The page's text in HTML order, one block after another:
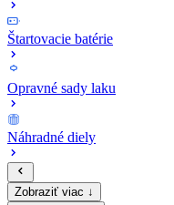
Štartovacie batérie
Opravné sady laku
Náhradné diely
Zobraziť viac ↓